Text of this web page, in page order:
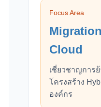
Focus Area
Cloud
เชี่ยวชาญการ
โครงสร้าง
องค์กร